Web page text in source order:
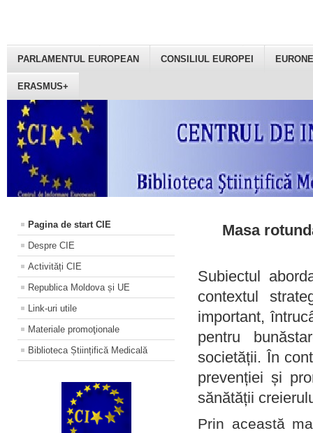
PARLAMENTUL EUROPEAN CONSILIUL EUROPEI
ERASMUS+
Pagina de start CIE
Despre CIE
Activități CIE
Republica Moldova și UE
Link-uri utile
Materiale promoţionale
Biblioteca Științifică Medicală
Masa
Subiectul
contextul
important,
pentru
societății. În
prevenției și
sănătății
Prin această